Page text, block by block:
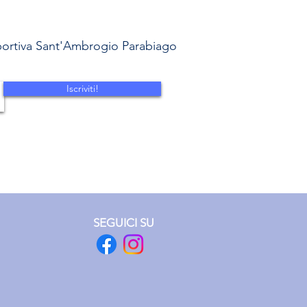
Sant'Ambrogio Parabiago
Iscriviti!
SEGUICI SU